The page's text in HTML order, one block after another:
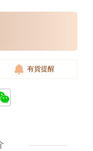
有貨提醒